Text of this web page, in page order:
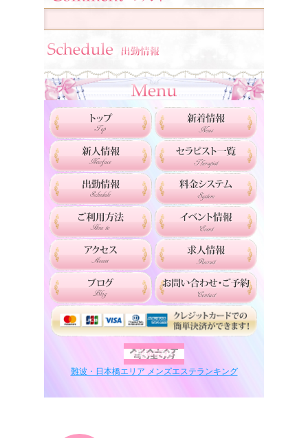
難波・日本橋エリア メンズエステランキング